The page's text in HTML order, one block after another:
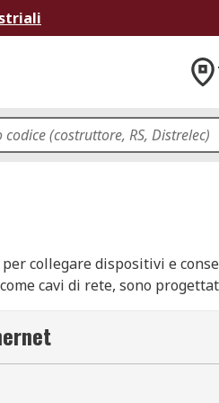
collegare dispositivi e
cavi di rete, sono
per le reti locali (LAN).